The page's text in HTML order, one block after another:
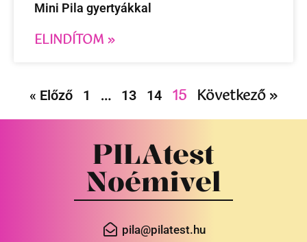
Mini Pila gyertyákkal
ELINDÍTOM »
« Előző 1 … 13 14 15 Következő »
PILAtest
Noémivel
pila@pilatest.hu